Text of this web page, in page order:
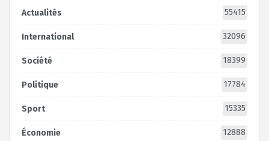
Actualités 55415
International 32096
Société 18399
Politique 17784
Sport 15335
Économie 12888